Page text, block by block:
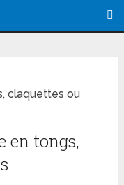
claquettes ou
en tongs,